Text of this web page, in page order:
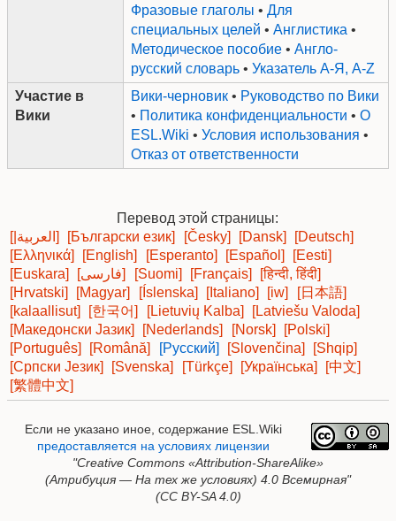
Фразовые глаголы • Для
специальных целей • Англистика •
Методическое пособие • Англо-
русский словарь • Указатель А-Я, A-Z
Участие в
Вики
Вики-черновик • Руководство по Вики
• Политика конфиденциальности • О
ESL.Wiki • Условия использования •
Отказ от ответственности
Перевод этой страницы:
[|العربية]
[Български език] [Česky] [Dansk]
[Deutsch]
[Ελληνικά]
[English] [Esperanto] [Español]
[Eesti]
[Euskara]
[فارسی] [Suomi] [Français]
[हिन्दी, हिंदी]
[Hrvatski]
[Magyar] [Íslenska] [Italiano] [iw]
[日本語]
[kalaallisut]
[한국어] [Lietuvių Kalba]
[Latviešu Valoda]
[Македонски Јазик]
[Nederlands] [Norsk]
[Polski]
[Português]
[Română] [Русский] [Slovenčina]
[Shqip]
[Српски Језик]
[Svenska] [Türkçe] [Українська]
[中文]
[繁體中文]
Если не указано иное, содержание ESL.Wiki
предоставляется на условиях лицензии
"Creative Commons «Attribution-ShareAlike»
(Атрибуция — На тех же условиях) 4.0 Всемирная"
(CC BY-SA 4.0)